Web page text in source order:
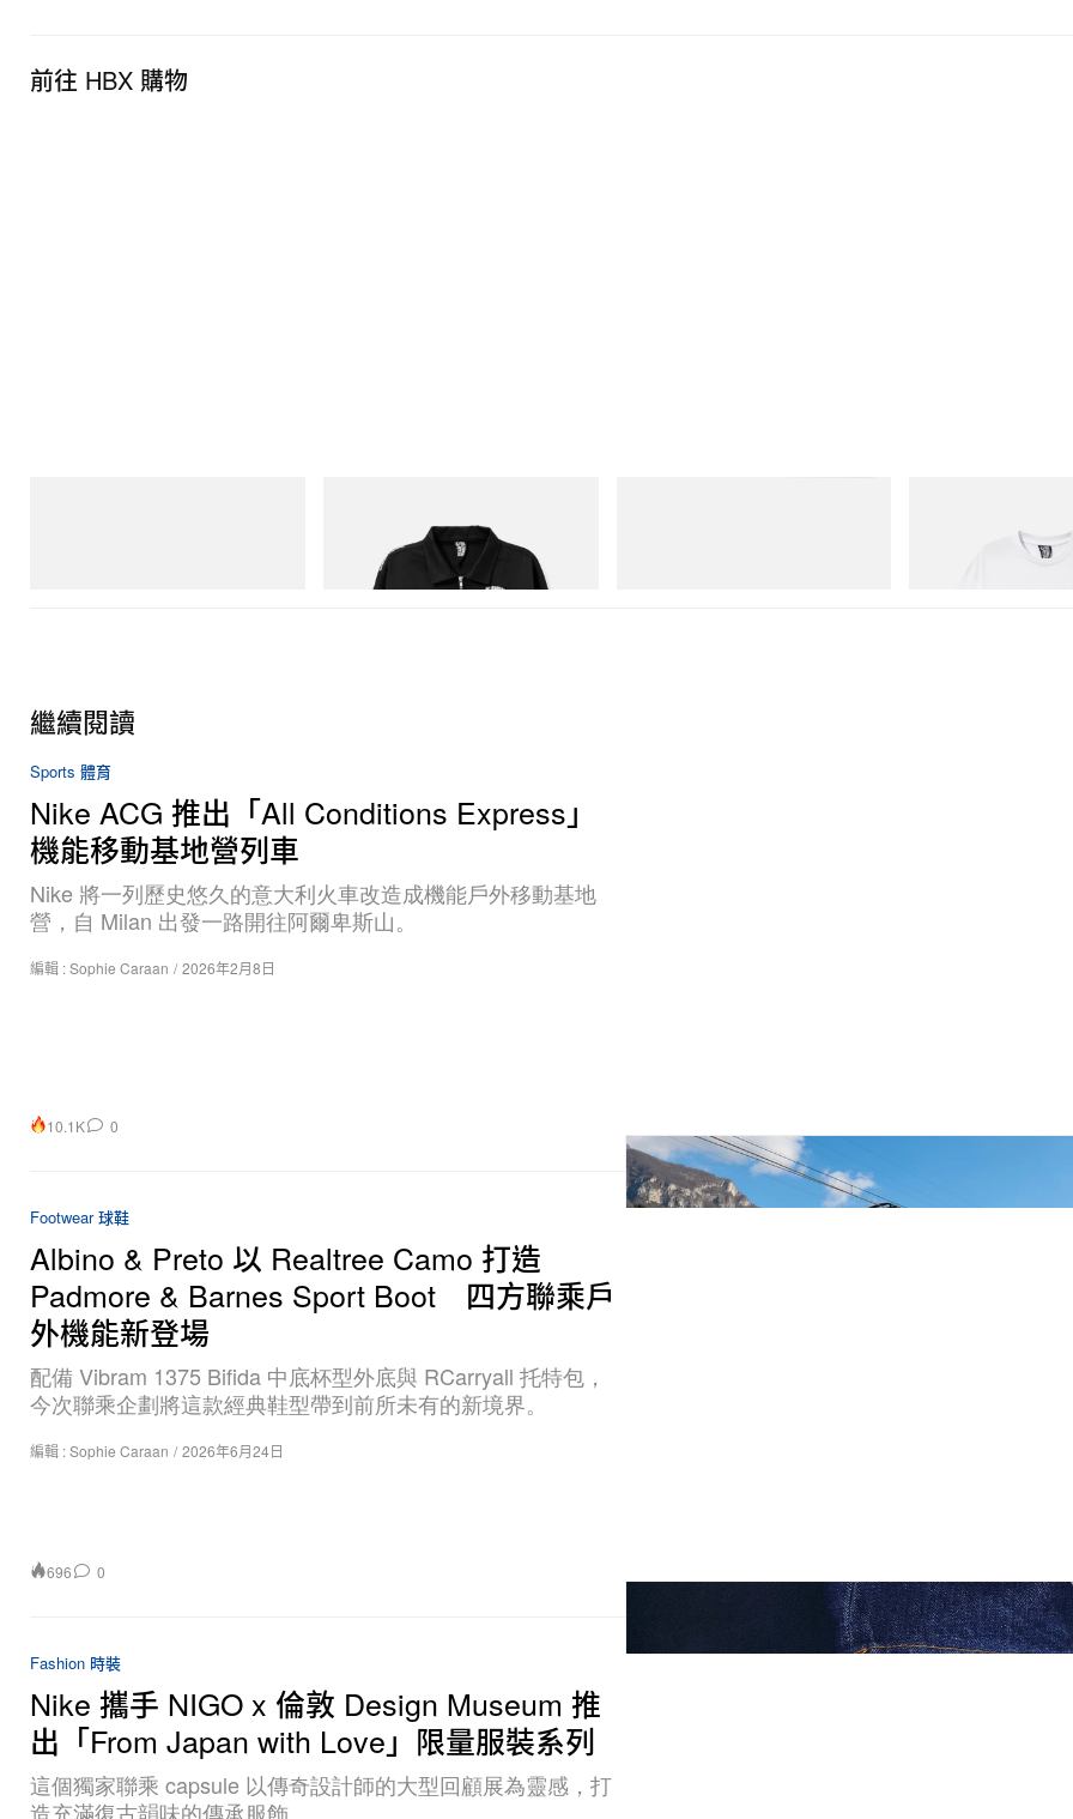
前往 HBX 購物
Billionaire Boys Club X Initial D Cotton
立即購入
繼續閱讀
Sports 體育
Nike ACG 推出「All Conditions Express」
機能移動基地營列車
Nike 將一列歷史悠久的意大利火車改造成機能戶外移動基地
營，自 Milan 出發一路開往阿爾卑斯山。
編輯 :Sophie Caraan / 2026年2月8日
10.1K 0
Footwear 球鞋
Albino & Preto 以 Realtree Camo 打造
Padmore & Barnes Sport Boot 四方聯乘戶
外機能新登場
配備 Vibram 1375 Bifida 中底杯型外底與 RCarryall 托特包，
今次聯乘企劃將這款經典鞋型帶到前所未有的新境界。
編輯 :Sophie Caraan / 2026年6月24日
696 0
Fashion 時裝
Nike 攜手 NIGO x 倫敦 Design Museum 推
出「From Japan with Love」限量服裝系列
這個獨家聯乘 capsule 以傳奇設計師的大型回顧展為靈感，打
造充滿復古韻味的傳承服飾。